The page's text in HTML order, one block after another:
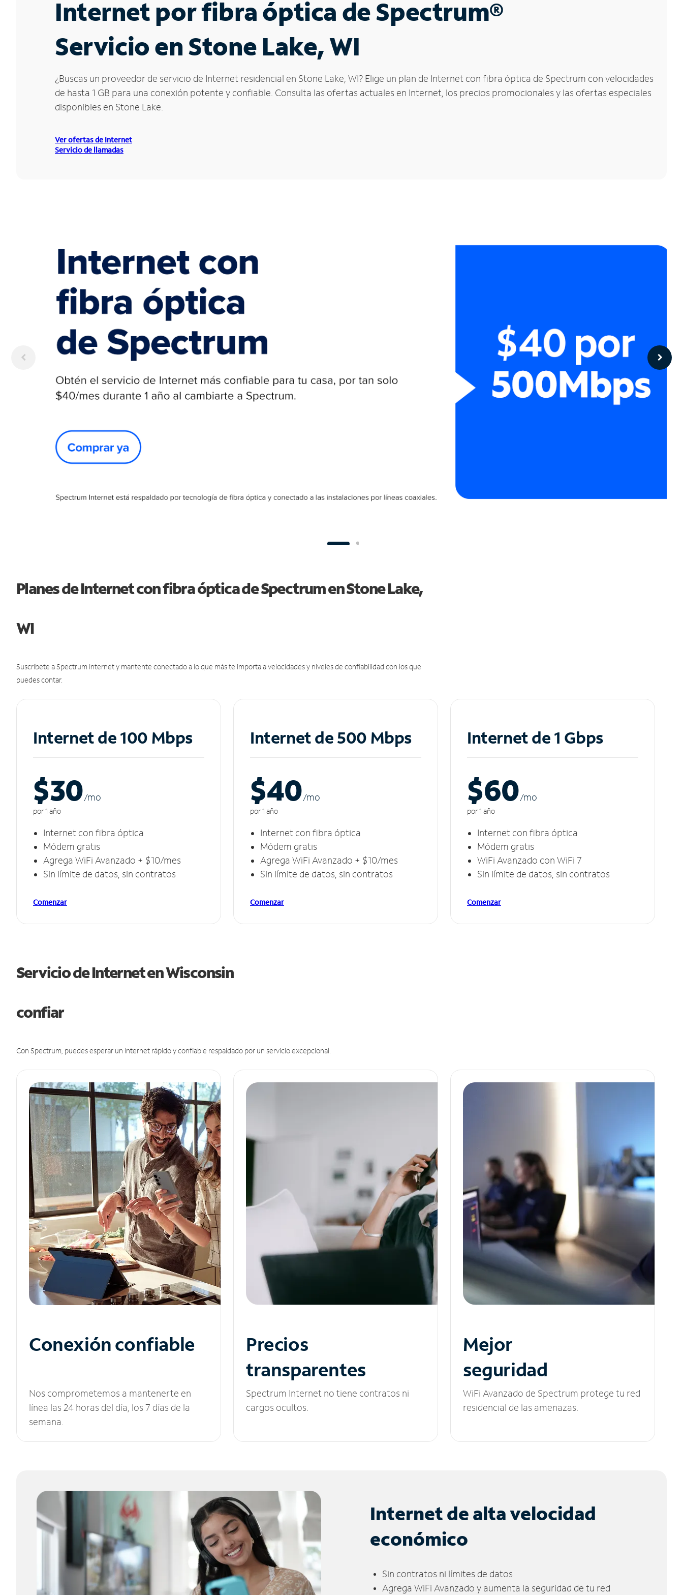
Internet por fibra óptica de Spectrum®
Servicio en Stone Lake, WI
¿Buscas un proveedor de servicio de Internet residencial en Stone Lake, WI? Elige un plan de Internet con fibra óptica de Spectrum con velocidades
de hasta 1 GB para una conexión potente y confiable. Consulta las ofertas actuales en Internet, los precios promocionales y las ofertas especiales
disponibles en Stone Lake.
Ver ofertas de Internet
Servicio de llamadas
Planes de Internet con fibra óptica de Spectrum en Stone Lake,
WI
Suscríbete a Spectrum Internet y mantente conectado a lo que más te importa a velocidades y niveles de confiabilidad con los que
puedes contar.
Internet de 100 Mbps
$30/mo
por 1 año
Internet con fibra óptica
Módem gratis
Agrega WiFi Avanzado + $10/mes
Sin límite de datos, sin contratos
Comenzar
Internet de 500 Mbps
$40/mo
por 1 año
Internet con fibra óptica
Módem gratis
Agrega WiFi Avanzado + $10/mes
Sin límite de datos, sin contratos
Comenzar
Internet de 1 Gbps
$60/mo
por 1 año
Internet con fibra óptica
Módem gratis
WiFi Avanzado con WiFi 7
Sin límite de datos, sin contratos
Comenzar
Servicio de Internet en Wisconsin
confiar
Con Spectrum, puedes esperar un Internet rápido y confiable respaldado por un servicio excepcional.
Conexión confiable
Nos comprometemos a mantenerte en
línea las 24 horas del día, los 7 días de la
semana.
Precios
transparentes
Spectrum Internet no tiene contratos ni
cargos ocultos.
Mejor
seguridad
WiFi Avanzado de Spectrum protege tu red
residencial de las amenazas.
Internet de alta velocidad
económico
Sin contratos ni límites de datos
Agrega WiFi Avanzado y aumenta la seguridad de tu red